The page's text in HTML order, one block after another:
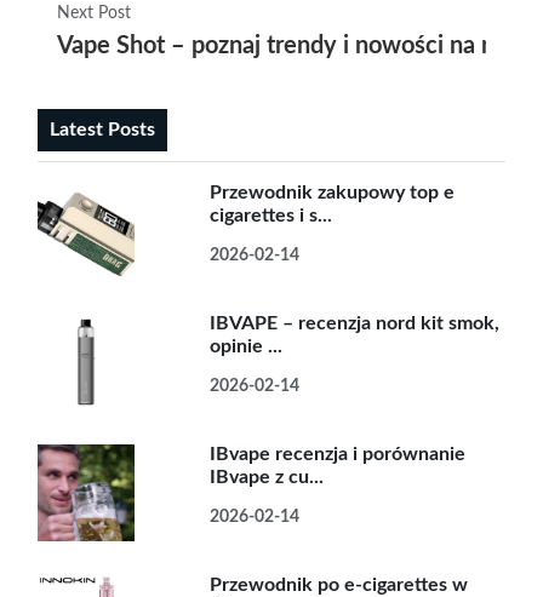
Next Post
Vape Shot – poznaj trendy i nowości na
Latest Posts
Przewodnik zakupowy top e
cigarettes i s...
2026-02-14
IBVAPE – recenzja nord kit smok,
opinie ...
2026-02-14
IBvape recenzja i porównanie
IBvape z cu...
2026-02-14
Przewodnik po e-cigarettes w